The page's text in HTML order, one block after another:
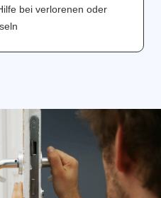
bei verlorenen oder